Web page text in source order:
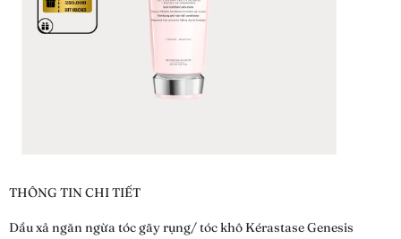
THÔNG TIN CHI TIẾT
Dầu xả ngăn ngừa tóc gãy rụng/ tóc khô Kérastase Genesis